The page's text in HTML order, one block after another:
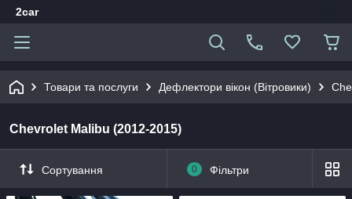
2car
Товари та послуги Дефлектори вікон (Вітровики)
Chevrolet Malibu (2012-2015)
Сортування 0 Фільтри